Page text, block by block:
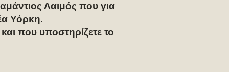
Λαιμός που για
Υόρκη.
που υποστηρίζετε το